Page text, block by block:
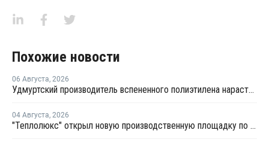
Похожие новости
06 Августа, 2026
Удмуртский производитель вспененного полиэтилена нарастит выпуск на 15%
04 Августа, 2026
"Теплолюкс" открыл новую производственную площадку по выпуску инженерных систем